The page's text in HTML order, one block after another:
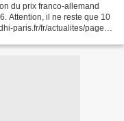
du prix franco-allemand
Attention, il ne reste que 10
paris.fr/fr/actualites/page-